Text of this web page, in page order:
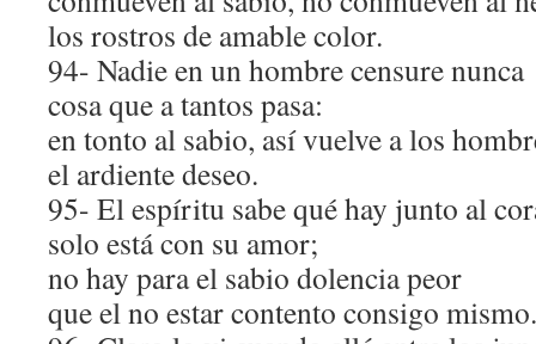
los rostros de amable color.
94- Nadie en un hombre censure nunca
cosa que a tantos pasa:
en tonto al sabio, así vuelve a los
el ardiente deseo.
95- El espíritu sabe qué hay junto al
solo está con su amor;
no hay para el sabio dolencia peor
que el no estar contento consigo mismo.